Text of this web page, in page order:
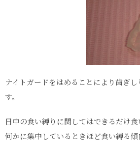
ナイトガードをはめることにより歯ぎ
す。
日中の食い縛りに関してはできるだけ
何かに集中しているときほど食い縛る